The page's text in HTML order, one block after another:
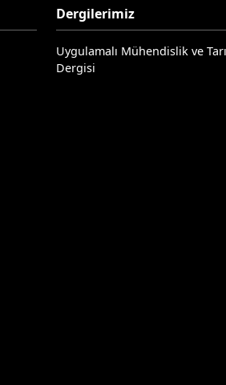
Dergilerimiz
Uygulamalı Mühendislik ve
Dergisi